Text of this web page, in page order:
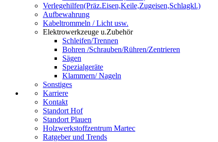
Verlegehilfen(Präz.Eisen,Keile,Zugeisen,Schlagkl.)
Aufbewahrung
Kabeltrommeln / Licht usw.
Elektrowerkzeuge u.Zubehör
Schleifen/Trennen
Bohren /Schrauben/Rühren/Zentrieren
Sägen
Spezialgeräte
Klammern/ Nageln
Sonstiges
Karriere
Kontakt
Standort Hof
Standort Plauen
Holzwerkstoffzentrum Martec
Ratgeber und Trends